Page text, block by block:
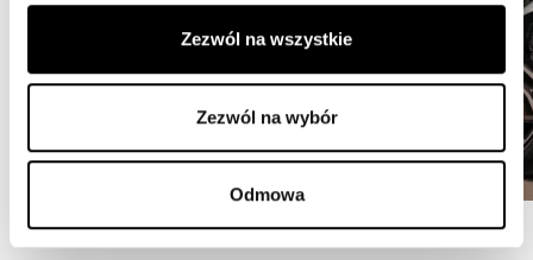
Zezwól na wszystkie
Zezwól na wybór
Odmowa